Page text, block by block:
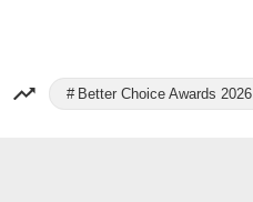
Better Choice Awards 2026